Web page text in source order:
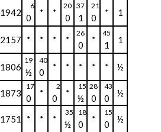
1942
6
0 * *
20
0
37
1
21
0 * 1
2157 * * * *
26
0 *
45
1 1
1806
19
½
40
0 * * * * * ½
1873
17
0 *
2
0 *
15
½
28
0
43
0 ½
1751 * * *
35
½
18
0 *
15
0 ½